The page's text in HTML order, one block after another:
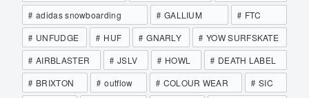
adidas snowboarding
GALLIUM
FTC
UNFUDGE
HUF GNARLY
YOW SURFSKATE
AIRBLASTER
JSLV HOWL
DEATH LABEL
BRIXTON
outflow COLOUR WEAR
SIC